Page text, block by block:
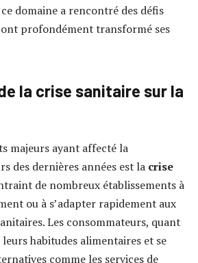
domaine a rencontré des défis
profondément transformé ses
la crise sanitaire sur la
majeurs ayant affecté la
des dernières années est la crise
de nombreux établissements à
ou à s’adapter rapidement aux
Les consommateurs, quant
habitudes alimentaires et se
comme les services de